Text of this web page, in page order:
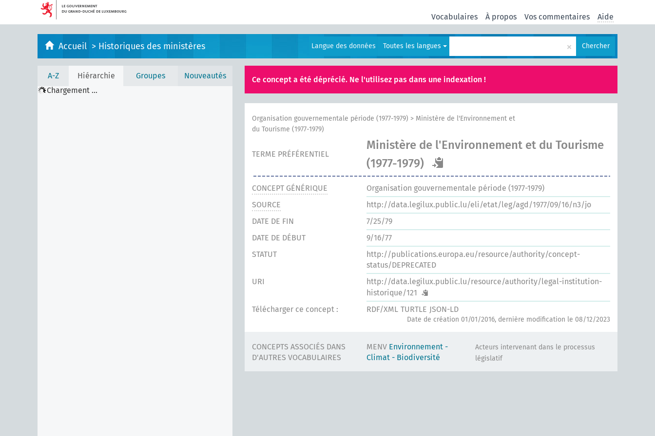
Vocabulaires À propos Vos commentaires Aide
Accueil > Historiques des ministères Langue des données Toutes les langues × Chercher
A-Z Hiérarchie Groupes
Nouveautés
Chargement ...
Ce concept a été déprécié. Ne l'utilisez pas dans une indexation !
Organisation gouvernementale période (1977-1979) > Ministère de l'Environnement et
du Tourisme (1977-1979)
TERME PRÉFÉRENTIEL
Ministère de l'Environnement et du Tourisme
(1977-1979)
CONCEPT GÉNÉRIQUE
Organisation gouvernementale période (1977-1979)
SOURCE
http://data.legilux.public.lu/eli/etat/leg/agd/1977/09/16/n3/jo
DATE DE FIN
7/25/79
DATE DE DÉBUT
9/16/77
STATUT
http://publications.europa.eu/resource/authority/concept-
status/DEPRECATED
URI
http://data.legilux.public.lu/resource/authority/legal-institution-
historique/121
Télécharger ce concept :
RDF/XML TURTLE JSON-LD
Date de création 01/01/2016, dernière modification le 08/12/2023
CONCEPTS ASSOCIÉS DANS
D'AUTRES VOCABULAIRES
MENV Environnement -
Climat - Biodiversité
Acteurs intervenant dans le processus
législatif